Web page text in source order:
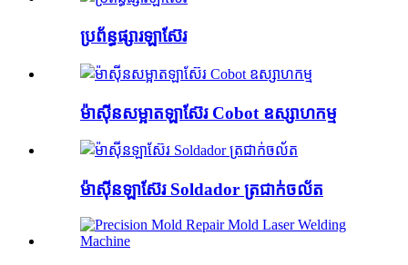
ប្រព័ន្ធផ្សារឡាស៊ែរ
ម៉ាស៊ីនសម្អាតឡាស៊ែរ Cobot ឧស្សាហកម្ម
ម៉ាស៊ីនឡាស៊ែរ Soldador ត្រជាក់ចល័ត